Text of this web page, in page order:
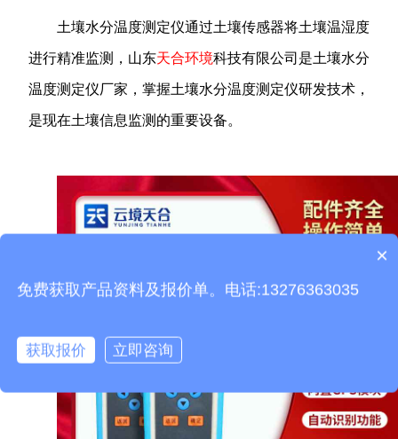
土壤水分温度测定仪通过土壤传感器将土壤温湿度
进行精准监测，山东天合环境科技有限公司是土壤水分
温度测定仪厂家，掌握土壤水分温度测定仪研发技术，
是现在土壤信息监测的重要设备。
产品包含安装吗？
×
免费获取产品资料及报价单。电话:13276363035
获取报价 立即咨询